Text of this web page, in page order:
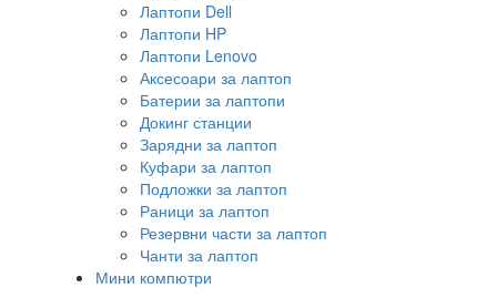
Лаптопи Dell
Лаптопи HP
Лаптопи Lenovo
Аксесоари за лаптоп
Батерии за лаптопи
Докинг станции
Зарядни за лаптоп
Куфари за лаптоп
Подложки за лаптоп
Раници за лаптоп
Резервни части за лаптоп
Чанти за лаптоп
Мини компютри